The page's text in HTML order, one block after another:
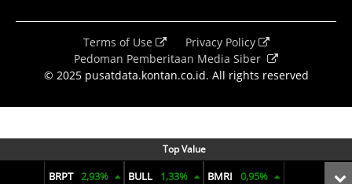
Top Value
BRPT 2,93% BULL 1,33% BMRI 0,95%
Terms of Use
Privacy Policy
Pedoman Pemberitaan Media Siber
© 2025 pusatdata.kontan.co.id. All rights reserved